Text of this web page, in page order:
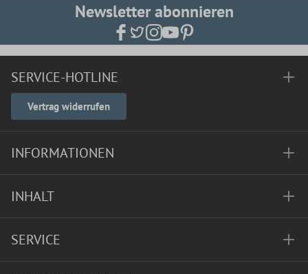
Newsletter abonnieren
SERVICE-HOTLINE
Vertrag widerrufen
INFORMATIONEN
INHALT
SERVICE